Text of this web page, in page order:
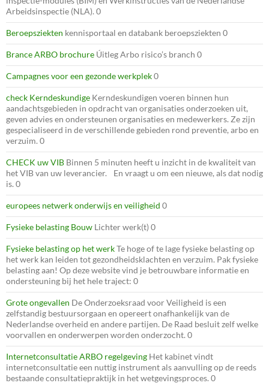
Arbeidsinspectie (NLA). 0
Beroepsziekten kennisportaal en databank beroepsziekten 0
Brance ARBO brochure Úitleg Arbo risico’s branch 0
Campagnes voor een gezonde werkplek0
check Kerndeskundige Kerndeskundigen voeren binnen hun
aandachtsgebieden in opdracht van organisaties onderzoeken uit,
geven advies en ondersteunen organisaties en medewerkers. Ze zijn
gespecialiseerd in de verschillende gebieden rond preventie, arbo en
verzuim. 0
CHECK uw VIB Binnen 5 minuten heeft u inzicht in de kwaliteit van
het VIB van uw leverancier. En vraagt u om een nieuwe, als dat nodig
is. 0
europees netwerk onderwijs en veiligheid 0
Fysieke belasting Bouw Lichter werk(t) 0
Fysieke belasting op het werkTe hoge of te lage fysieke belasting op
het werk kan leiden tot gezondheidsklachten en verzuim. Pak fysieke
belasting aan! Op deze website vind je betrouwbare informatie en
ondersteuning bij het hele traject: 0
Grote ongevallen De Onderzoeksraad voor Veiligheid is een
zelfstandig bestuursorgaan en opereert onafhankelijk van de
Nederlandse overheid en andere partijen. De Raad besluit zelf welke
voorvallen en onderwerpen worden onderzocht. 0
Internetconsultatie ARBO regelgeving Het kabinet vindt
internetconsultatie een nuttig instrument als aanvulling op de reeds
bestaande consultatiepraktijk in het wetgevingsproces. 0